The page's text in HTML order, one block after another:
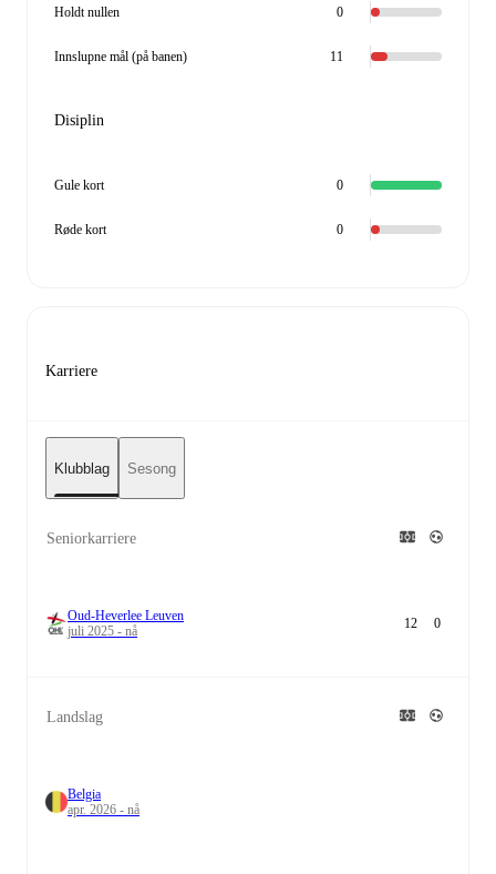
Holdt nullen 0
Innslupne mål (på banen) 11
Disiplin
Gule kort 0
Røde kort 0
Karriere
Klubblag Sesong
Seniorkarriere
Oud-Heverlee Leuven
juli 2025 - nå
12 0
Landslag
Belgia
apr. 2026 - nå